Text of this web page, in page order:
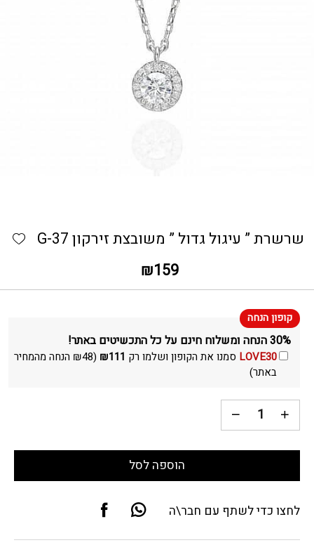
שרשרת ” עיגול גדול ” משובצת זירקון G-37
₪159
30% הנחה ומשלוח חינם על כל התכשיטים באתר!
LOVE30 סמנו את הקופון ושלמו רק ₪111
(
₪48
הנחה מהמחיר
באתר)
הוספה לסל
לחצו כדי לשתף עם חבר\ה